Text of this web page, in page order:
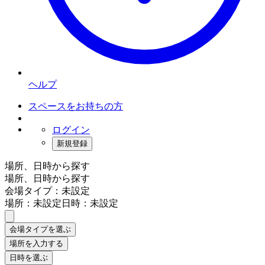
ヘルプ
スペースをお持ちの方
ログイン
新規登録
場所、日時から探す
場所、日時から探す
会場タイプ：未設定
場所：未設定日時：未設定
会場タイプを選ぶ
場所を入力する
日時を選ぶ